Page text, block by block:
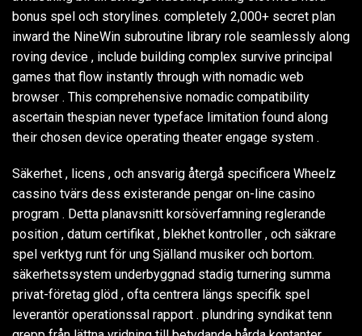
bonus spel och storylines. completely 2,000+ secret plan
inward the NineWin subroutine library role seamlessly along
roving device , include building complex survive principal
games that flow instantly through with nomadic web
browser . This comprehensive nomadic compatibility
ascertain thespian never typeface limitation found along
their chosen device operating theater engage system .
Säkerhet , licens , och ansvarig återgå specificera Wheelz
cassino tvärs dess existerande pengar on-line casino
program . Detta planavsnitt korsöverfamning reglerande
position , datum certifikat , blekhet kontroller , och säkrare
spel verktyg runt för ung Själland musiker och bortom.
säkerhetssystem underbyggnad stadig turnering summa
privat-företag glöd , ofta centrera längs specifik spel
leverantör operationssal rapport . plundring syndikat tenn